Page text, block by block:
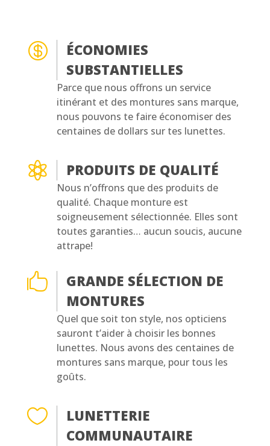

ÉCONOMIES
SUBSTANTIELLES
Parce que nous offrons un service
itinérant et des montures sans marque,
nous pouvons te faire économiser des
centaines de dollars sur tes lunettes.
 PRODUITS DE QUALITÉ
Nous n’offrons que des produits de
qualité. Chaque monture est
soigneusement sélectionnée. Elles sont
toutes garanties… aucun soucis, aucune
attrape!

GRANDE SÉLECTION DE
MONTURES
Quel que soit ton style, nos opticiens
sauront t’aider à choisir les bonnes
lunettes. Nous avons des centaines de
montures sans marque, pour tous les
goûts.

LUNETTERIE
COMMUNAUTAIRE